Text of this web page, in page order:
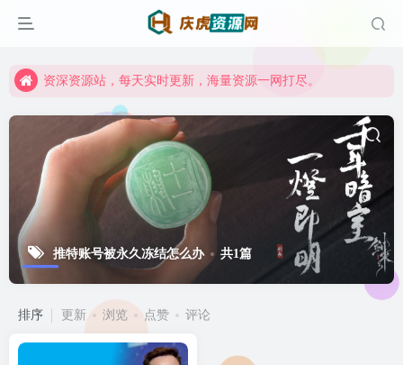
资深资源站，每天实时更新，海量资源一网打尽。
资深资源站，每天实时更新，海量资源一网打尽。
【启明网】找项目 + 低成本创业 + 减少信息差 + 见识各种项目 + 提升网创认知。
推特账号被永久冻结怎么办 共1篇
排序 更新 浏览 点赞 评论